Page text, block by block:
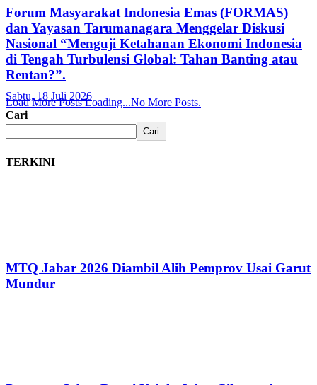
Forum Masyarakat Indonesia Emas (FORMAS)
dan Yayasan Tarumanagara Menggelar Diskusi
Nasional “Menguji Ketahanan Ekonomi Indonesia
di Tengah Turbulensi Global: Tahan Banting atau
Rentan?”.
Sabtu, 18 Juli 2026
Load More Posts Loading...No More Posts.
Cari
Cari
TERKINI
MTQ Jabar 2026 Diambil Alih Pemprov Usai Garut
Mundur